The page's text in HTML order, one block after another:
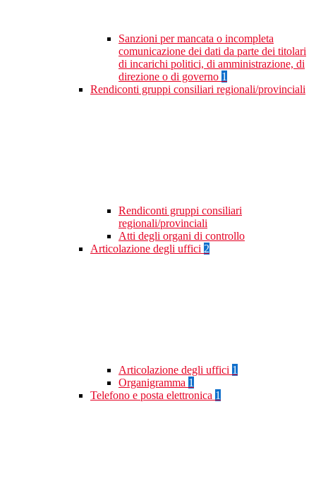
Sanzioni per mancata o incompleta
comunicazione dei dati da parte dei titolari
di incarichi politici, di amministrazione, di
direzione o di governo 1
Rendiconti gruppi consiliari regionali/provinciali
Rendiconti gruppi consiliari
regionali/provinciali
Atti degli organi di controllo
Articolazione degli uffici 2
Articolazione degli uffici 1
Organigramma 1
Telefono e posta elettronica 1